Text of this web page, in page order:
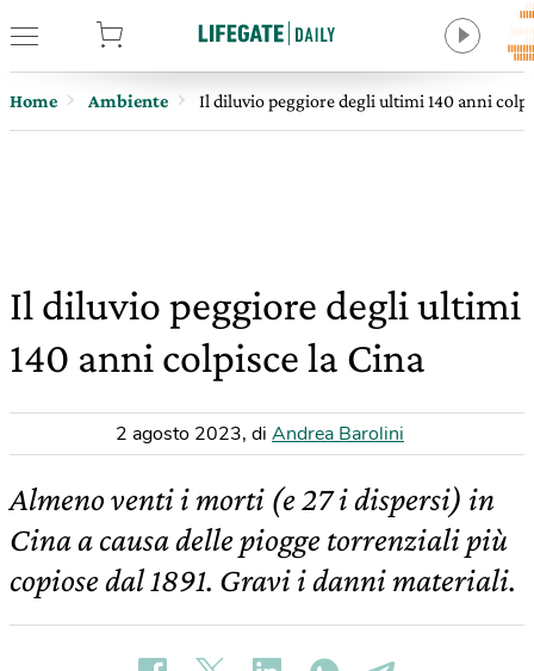
Home Ambiente Il diluvio peggiore degli ultimi 140 anni
Il diluvio peggiore degli ultimi
140 anni colpisce la Cina
2 agosto 2023, di Andrea Barolini
Almeno venti i morti (e 27 i dispersi) in
Cina a causa delle piogge torrenziali più
copiose dal 1891. Gravi i danni materiali.